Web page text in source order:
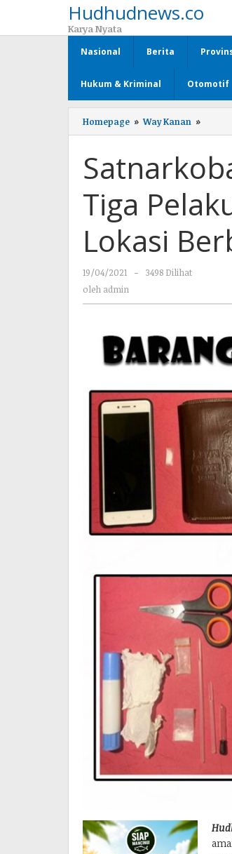
Hudhudnews.co
Karya Nyata
Nasional Berita
Hukum & Kriminal Otomotif
Homepage » Way Kanan »
Polres
Kanan
Pelaku
di
Dua
Tiga
Lokasi
19/04/2021
oleh
-
3498 Dilihat
oleh admin